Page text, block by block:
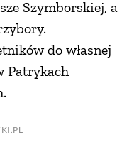
Szymborskiej, a
do własnej
Patrykach